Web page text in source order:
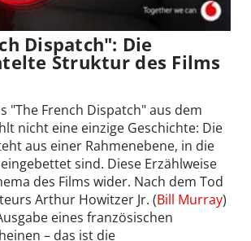
Dispatch": Die
Struktur des Films
"The French Dispatch" aus dem
nicht eine einzige Geschichte: Die
aus einer Rahmenebene, in die
sind. Diese Erzählweise
des Films wider. Nach dem Tod
Arthur Howitzer Jr. (Bill Murray)
eines französischen
– das ist die